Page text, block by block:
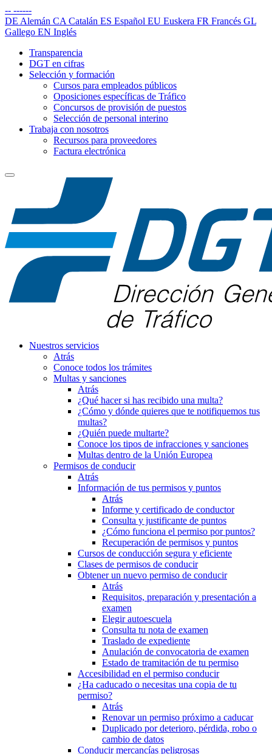
-- ------
DE Alemán CA Catalán ES Español EU Euskera FR Francés GL
Gallego EN Inglés
Transparencia
DGT en cifras
Selección y formación
Cursos para empleados públicos
Oposiciones específicas de Tráfico
Concursos de provisión de puestos
Selección de personal interino
Trabaja con nosotros
Recursos para proveedores
Factura electrónica
Nuestros servicios
Atrás
Conoce todos los trámites
Multas y sanciones
Atrás
¿Qué hacer si has recibido una multa?
¿Cómo y dónde quieres que te notifiquemos tus
multas?
¿Quién puede multarte?
Conoce los tipos de infracciones y sanciones
Multas dentro de la Unión Europea
Permisos de conducir
Atrás
Información de tus permisos y puntos
Atrás
Informe y certificado de conductor
Consulta y justificante de puntos
¿Cómo funciona el permiso por puntos?
Recuperación de permisos y puntos
Cursos de conducción segura y eficiente
Clases de permisos de conducir
Obtener un nuevo permiso de conducir
Atrás
Requisitos, preparación y presentación a
examen
Elegir autoescuela
Consulta tu nota de examen
Traslado de expediente
Anulación de convocatoria de examen
Estado de tramitación de tu permiso
Accesibilidad en el permiso conducir
¿Ha caducado o necesitas una copia de tu
permiso?
Atrás
Renovar un permiso próximo a caducar
Duplicado por deterioro, pérdida, robo o
cambio de datos
Conducir mercancías peligrosas